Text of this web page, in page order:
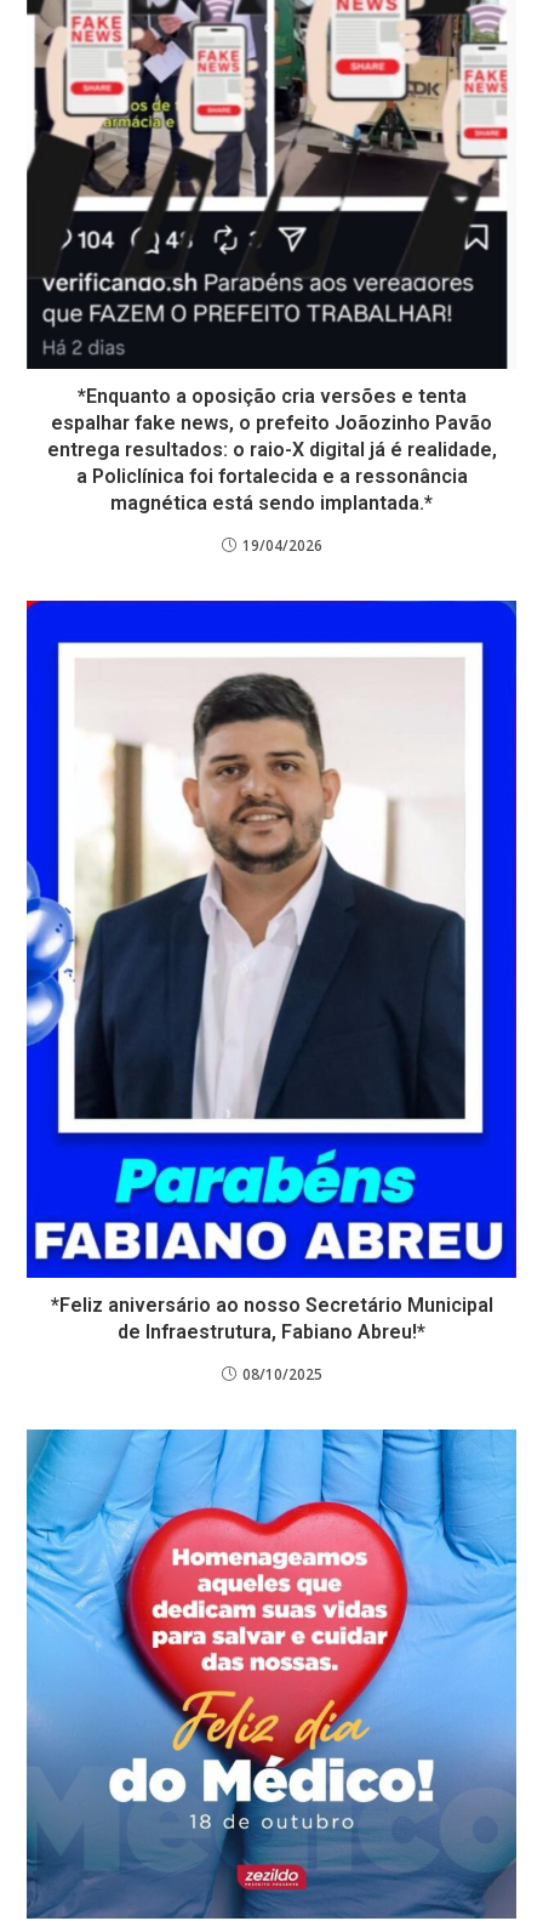
*Enquanto a oposição cria versões e tenta
espalhar fake news, o prefeito Joãozinho Pavão
entrega resultados: o raio-X digital já é realidade,
a Policlínica foi fortalecida e a ressonância
magnética está sendo implantada.*
19/04/2026
*Feliz aniversário ao nosso Secretário Municipal
de Infraestrutura, Fabiano Abreu!*
08/10/2025